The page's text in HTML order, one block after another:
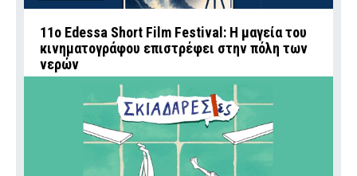
11ο Edessa Short Film Festival: Η μαγεία του
κινηματογράφου επιστρέφει στην πόλη των
νερών